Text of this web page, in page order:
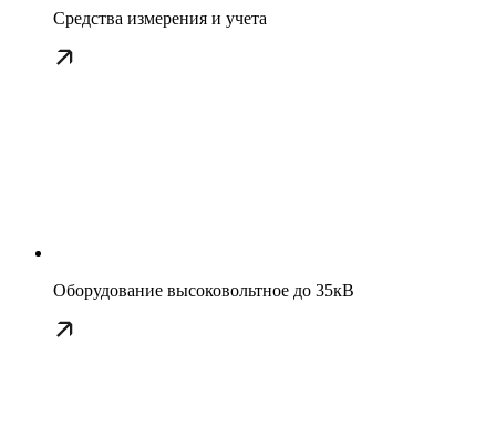
Средства измерения и учета
Оборудование высоковольтное до 35кВ